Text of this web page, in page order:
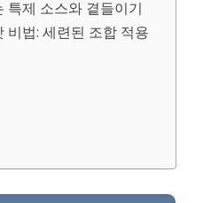
특제 소스와 곁들이기
비법: 세련된 조합 적용